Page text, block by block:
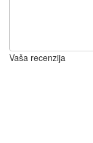
Vaša recenzija